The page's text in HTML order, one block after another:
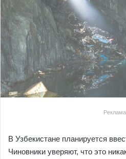
Реклама
В Узбекистане планируется
Чиновники уверяют, что это